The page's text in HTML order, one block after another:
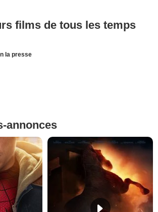
films de tous les temps
la presse
annonces